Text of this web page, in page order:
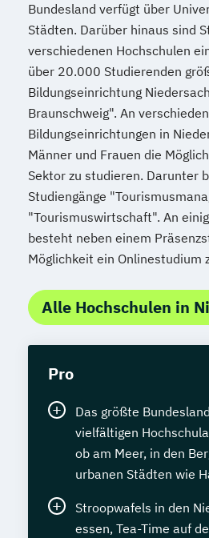
Bundesland verfügt über
Städten. Darüber hinaus sind
verschiedenen Hochschulen
über 20.000 Studierenden
Bildungseinrichtung
Braunschweig". An
Bildungseinrichtungen in
Männer und Frauen die
Sektor zu studieren. Darunter
Studiengänge
"Tourismuswirtschaft". An
besteht neben einem
Möglichkeit ein Onlinestudium
Alle Hochschulen in
Pro
Das größte
vielfältigen
ob am Meer, in den
urbanen Städten wie
Stroopwafels in den
essen, Tea-Time auf